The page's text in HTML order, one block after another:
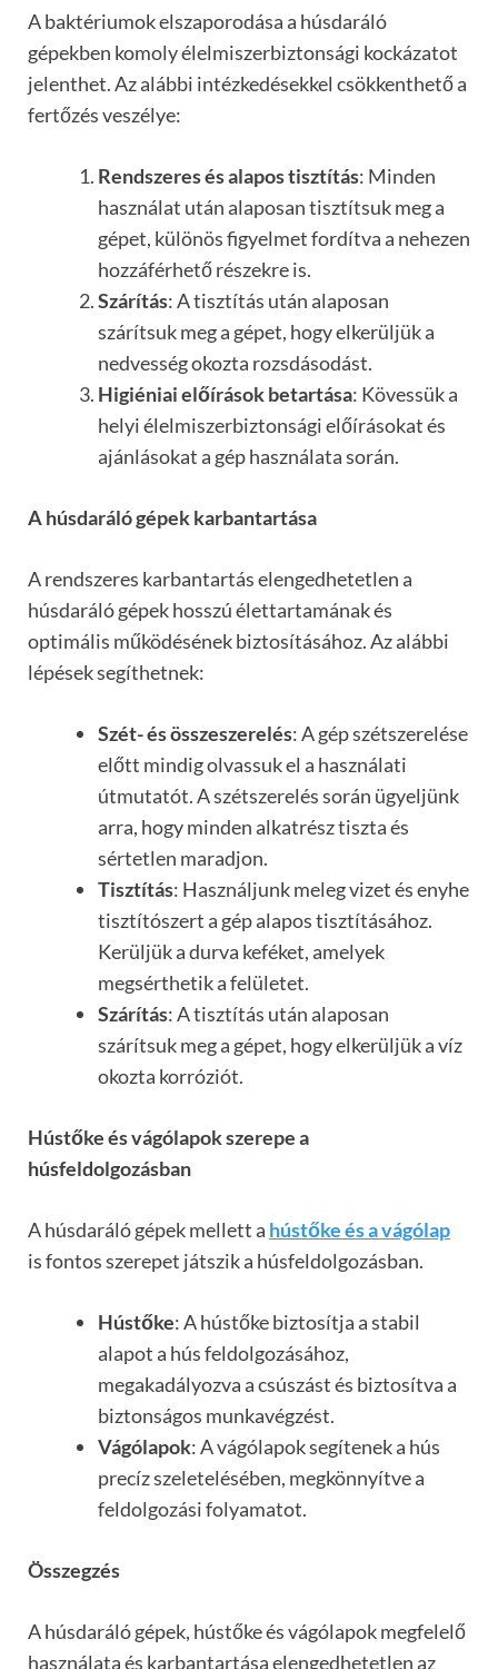
A baktériumok elszaporodása a húsdaráló
gépekben komoly élelmiszerbiztonsági kockázatot
jelenthet. Az alábbi intézkedésekkel csökkenthető a
fertőzés veszélye:
Rendszeres és alapos tisztítás: Minden
használat után alaposan tisztítsuk meg a
gépet, különös figyelmet fordítva a nehezen
hozzáférhető részekre is.
Szárítás: A tisztítás után alaposan
szárítsuk meg a gépet, hogy elkerüljük a
nedvesség okozta rozsdásodást.
Higiéniai előírások betartása: Kövessük a
helyi élelmiszerbiztonsági előírásokat és
ajánlásokat a gép használata során.
A húsdaráló gépek karbantartása
A rendszeres karbantartás elengedhetetlen a
húsdaráló gépek hosszú élettartamának és
optimális működésének biztosításához. Az alábbi
lépések segíthetnek:
Szét- és összeszerelés: A gép szétszerelése
előtt mindig olvassuk el a használati
útmutatót. A szétszerelés során ügyeljünk
arra, hogy minden alkatrész tiszta és
sértetlen maradjon.
Tisztítás: Használjunk meleg vizet és enyhe
tisztítószert a gép alapos tisztításához.
Kerüljük a durva keféket, amelyek
megsérthetik a felületet.
Szárítás: A tisztítás után alaposan
szárítsuk meg a gépet, hogy elkerüljük a víz
okozta korróziót.
Hústőke és vágólapok szerepe a
húsfeldolgozásban
A húsdaráló gépek mellett a hústőke és a vágólap
is fontos szerepet játszik a húsfeldolgozásban.
Hústőke: A hústőke biztosítja a stabil
alapot a hús feldolgozásához,
megakadályozva a csúszást és biztosítva a
biztonságos munkavégzést.
Vágólapok: A vágólapok segítenek a hús
precíz szeletelésében, megkönnyítve a
feldolgozási folyamatot.
Összegzés
A húsdaráló gépek, hústőke és vágólapok megfelelő
használata és karbantartása elengedhetetlen az